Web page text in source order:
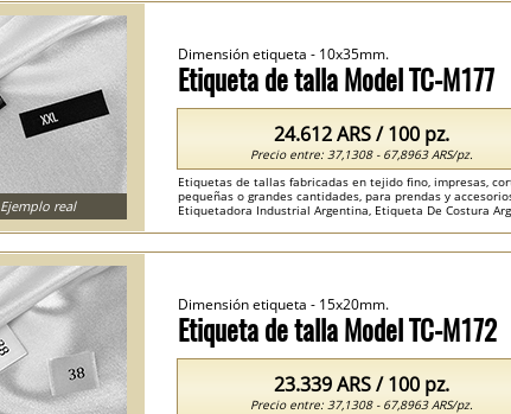
Etiqueta de talla Model TC-M177
Dimensión etiqueta - 10x35mm.
Etiquetas de tallas fabricadas en tejido fino, impresas,
pequeñas o grandes cantidades, para prendas y
Etiquetadora Industrial Argentina, Etiqueta De Costura
24.612 ARS / 100 pz.
Precio entre: 37,1308 - 67,8963 ARS/pz.
Ejemplo real
Etiqueta de talla Model TC-M172
Dimensión etiqueta - 15x20mm.
23.339 ARS / 100 pz.
Precio entre: 37,1308 - 67,8963 ARS/pz.